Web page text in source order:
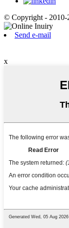
© Copyright - 2010-
Send e-mail
x